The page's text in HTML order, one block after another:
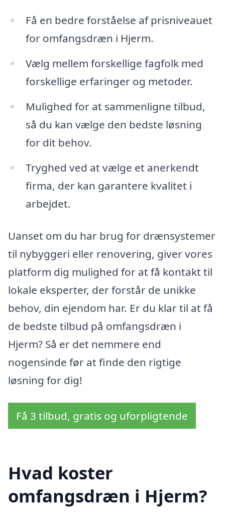
Få en bedre forståelse af prisniveauet
for omfangsdræn i Hjerm.
Vælg mellem forskellige fagfolk med
forskellige erfaringer og metoder.
Mulighed for at sammenligne tilbud,
så du kan vælge den bedste løsning
for dit behov.
Tryghed ved at vælge et anerkendt
firma, der kan garantere kvalitet i
arbejdet.
Uanset om du har brug for drænsystemer
til nybyggeri eller renovering, giver vores
platform dig mulighed for at få kontakt til
lokale eksperter, der forstår de unikke
behov, din ejendom har. Er du klar til at få
de bedste tilbud på omfangsdræn i
Hjerm? Så er det nemmere end
nogensinde før at finde den rigtige
løsning for dig!
Få 3 tilbud, gratis og uforpligtende
Hvad koster
omfangsdræn i Hjerm?